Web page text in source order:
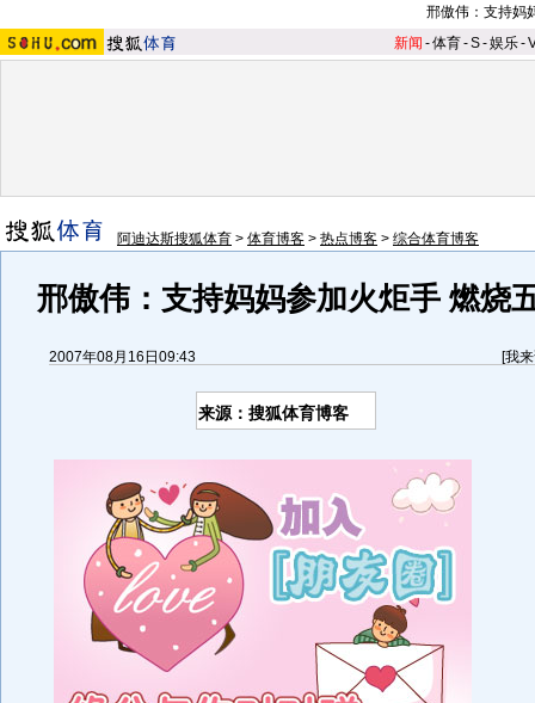
邢傲伟： 支持妈
新闻 -体育-S-娱乐-
阿迪达斯搜狐体育 > 体育博客 > 热点博客 > 综合体育博客
邢傲伟 ： 支持妈妈参加火炬手 燃烧
2007年08月16日09:43 [我
来源：搜狐体育博客